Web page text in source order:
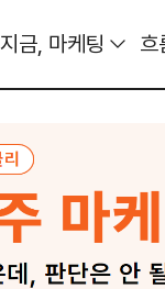
지금, 마케팅 흐